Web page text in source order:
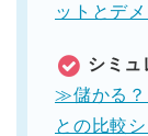
ットとデ
シミュ
≫儲かる？
との比較